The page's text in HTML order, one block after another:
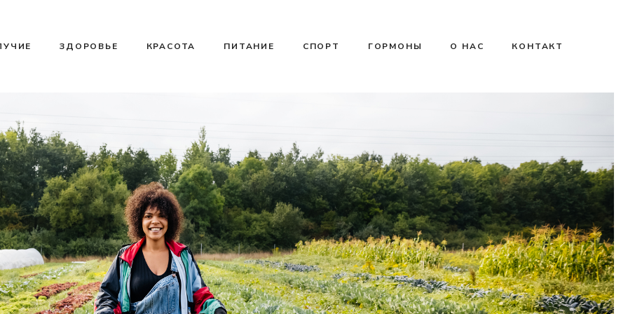
ЗДОРОВЬЕ КРАСОТА ПИТАНИЕ СПОРТ ГОРМОНЫ О НАС КОНТАКТ